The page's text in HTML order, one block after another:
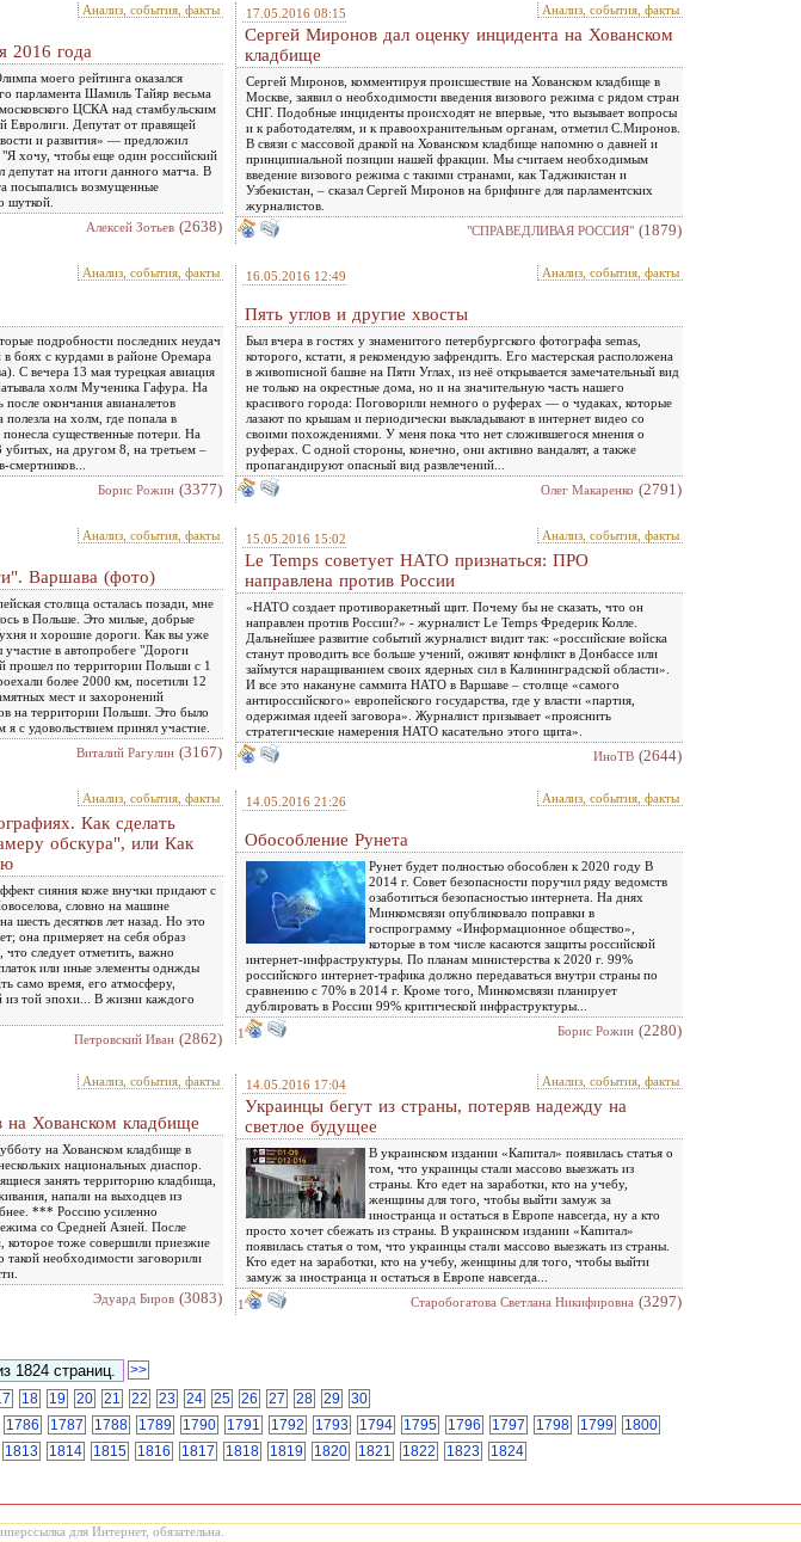
Анализ, события, факты
2016 года
моего рейтинга оказался
парламента Шамиль Тайяр весьма
ЦСКА над стамбульским
Евролиги. Депутат от правящей
и развития» — предложил
хочу, чтобы еще один российский
депутат на итоги данного матча. В
посыпались возмущенные
шуткой.
Алексей Зотьев (2638)
17.05.2016 08:15 Анализ, события, факты
Сергей Миронов дал оценку инцидента на Хованском
кладбище
Сергей Миронов, комментируя происшествие на Хованском кладбище в
Москве, заявил о необходимости введения визового режима с рядом стран
СНГ. Подобные инциденты происходят не впервые, что вызывает вопросы
и к работодателям, и к правоохранительным органам, отметил С.Миронов.
В связи с массовой дракой на Хованском кладбище напомню о давней и
принципиальной позиции нашей фракции. Мы считаем необходимым
введение визового режима с такими странами, как Таджикистан и
Узбекистан, – сказал Сергей Миронов на брифинге для парламентских
журналистов.
"СПРАВЕДЛИВАЯ РОССИЯ" (1879)
Анализ, события, факты
подробности последних неудач
в боях с курдами в районе Оремара
С вечера 13 мая турецкая авиация
холм Мученика Гафура. На
окончания авианалетов
полезла на холм, где попала в
существенные потери. На
убитых, на другом 8, на третьем –
Борис Рожин (3377)
16.05.2016 12:49 Анализ, события, факты
Пять углов и другие хвосты
Был вчера в гостях у знаменитого петербургского фотографа semas,
которого, кстати, я рекомендую зафрендить. Его мастерская расположена
в живописной башне на Пяти Углах, из неё открывается замечательный вид
не только на окрестные дома, но и на значительную часть нашего
красивого города: Поговорили немного о руферах — о чудаках, которые
лазают по крышам и периодически выкладывают в интернет видео со
своими похождениями. У меня пока что нет сложившегося мнения о
руферах. С одной стороны, конечно, они активно вандалят, а также
пропагандируют опасный вид развлечений...
Олег Макаренко (2791)
Анализ, события, факты
Варшава (фото)
столица осталась позади, мне
в Польше. Это милые, добрые
и хорошие дороги. Как вы уже
участие в автопробеге "Дороги
прошел по территории Польши с 1
более 2000 км, посетили 12
мест и захоронений
на территории Польши. Это было
с удовольствием принял участие.
Виталий Рагулин (3167)
15.05.2016 15:02 Анализ, события, факты
Le Temps советует НАТО признаться: ПРО
направлена против России
«НАТО создает противоракетный щит. Почему бы не сказать, что он
направлен против России?» - журналист Le Temps Фредерик Колле.
Дальнейшее развитие событий журналист видит так: «российские войска
станут проводить все больше учений, оживят конфликт в Донбассе или
займутся наращиванием своих ядерных сил в Калининградской области».
И все это накануне саммита НАТО в Варшаве – столице «самого
антироссийского» европейского государства, где у власти «партия,
одержимая идеей заговора». Журналист призывает «прояснить
стратегические намерения НАТО касательно этого щита».
ИноТВ (2644)
Анализ, события, факты
Как сделать
обскура", или Как
сияния коже внучки придают с
словно на машине
шесть десятков лет назад. Но это
она примеряет на себя образ
следует отметить, важно
или иные элементы однжды
само время, его атмосферу,
из той эпохи... В жизни каждого
Петровский Иван (2862)
14.05.2016 21:26 Анализ, события, факты
Обособление Рунета
Рунет будет полностью обособлен к 2020 году В
2014 г. Совет безопасности поручил ряду ведомств
озаботиться безопасностью интернета. На днях
Минкомсвязи опубликовало поправки в
госпрограмму «Информационное общество»,
которые в том числе касаются защиты российской
интернет-инфраструктуры. По планам министерства к 2020 г. 99%
российского интернет-трафика должно передаваться внутри страны по
сравнению с 70% в 2014 г. Кроме того, Минкомсвязи планирует
дублировать в России 99% критической инфраструктуры...
1
Борис Рожин (2280)
Анализ, события, факты
на Хованском кладбище
на Хованском кладбище в
национальных диаспор.
занять территорию кладбища,
напали на выходцев из
*** Россию усиленно
со Средней Азией. После
которое тоже совершили приезжие
такой необходимости заговорили
Эдуард Биров (3083)
14.05.2016 17:04 Анализ, события, факты
Украинцы бегут из страны, потеряв надежду на
светлое будущее
В украинском издании «Капитал» появилась статья о
том, что украинцы стали массово выезжать из
страны. Кто едет на заработки, кто на учебу,
женщины для того, чтобы выйти замуж за
иностранца и остаться в Европе навсегда, ну а кто
просто хочет сбежать из страны. В украинском издании «Капитал»
появилась статья о том, что украинцы стали массово выезжать из страны.
Кто едет на заработки, кто на учебу, женщины для того, чтобы выйти
замуж за иностранца и остаться в Европе навсегда...
1
Старобогатова Светлана Никифировна (3297)
>>
18 19 20 21 22 23 24 25 26 27 28 29
30
1786 1787 1788 1789 1790 1791 1792 1793 1794 1795 1796 1797 1798 1799
1800
1813 1814 1815 1816 1817 1818 1819 1820 1821 1822 1823 1824
для Интернет, обязательна.